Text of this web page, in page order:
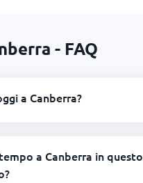
- FAQ
a Canberra?
a Canberra in questo